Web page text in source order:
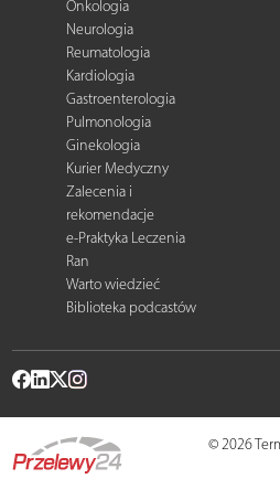
Onkologia
Neurologia
Reumatologia
Kardiologia
Gastroenterologia
Pulmonologia
Ginekologia
Kurier Medyczny
Zalecenia i
rekomendacje
e-Praktyka Leczenia
Ran
Warto wiedzieć
Biblioteka podcastów
© 2026